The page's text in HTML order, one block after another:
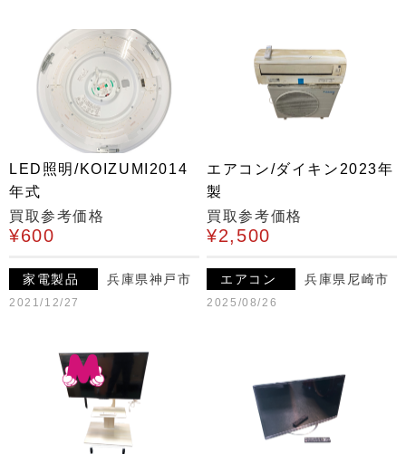
LED照明/KOIZUMI2014
年式
買取参考価格
¥600
家電製品 兵庫県神戸市
2021/12/27
エアコン/ダイキン2023年
製
買取参考価格
¥2,500
エアコン 兵庫県尼崎市
2025/08/26